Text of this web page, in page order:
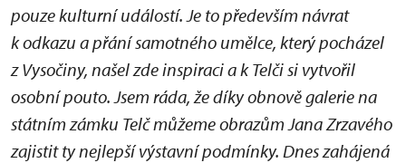
pouze kulturní událostí. Je to především návrat
k odkazu a přání samotného umělce, který pocházel
z Vysočiny, našel zde inspiraci a k Telči si vytvořil
osobní pouto. Jsem ráda, že díky obnově galerie na
státním zámku Telč můžeme obrazům Jana Zrzavého
zajistit ty nejlepší výstavní podmínky. Dnes zahájená